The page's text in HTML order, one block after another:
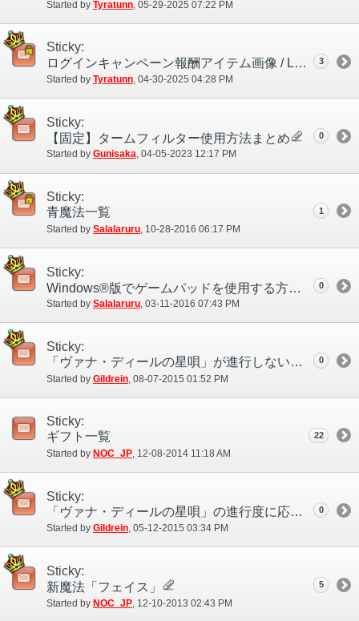
Started by Tyratunn ‎, 05-29-2025 07:22 PM
Sticky:
ログインキャンペーン報酬アイテム画像 / Login Campaign Rewards
Started by Tyratunn‎, 04-30-2025 04:28 PM
3
Sticky:
【固定】タームフィルター使用方法まとめ
Started by Gunisaka‎, 04-05-2023 12:17 PM
0
Sticky:
青魔法一覧
Started by Salalaruru ‎, 10-28-2016 06:17 PM
1
Sticky:
Windows®版でゲームパッドを使用する方法
Started by Salalaruru‎, 03-11-2016 07:43 PM
0
Sticky:
「ヴァナ・ディールの星唄」が進行しない場合
Started by Gildrein ‎, 08-07-2015 01:52 PM
0
Sticky:
ギフト一覧
Started by NOC_JP‎, 12-08-2014 11:18 AM
22
Sticky:
「ヴァナ・ディールの星唄」の進行度に応じて得られる「だいじなもの」と効果一覧
Started by Gildrein‎, 05-12-2015 03:34 PM
0
Sticky:
新魔法「フェイス」
Started by NOC_JP ‎, 12-10-2013 02:43 PM
5